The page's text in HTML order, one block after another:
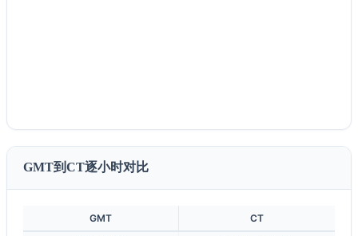
GMT到CT逐小时对比
GMT CT